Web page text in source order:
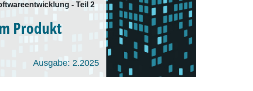
- Teil 2
Produkt
Ausgabe: 2.2025